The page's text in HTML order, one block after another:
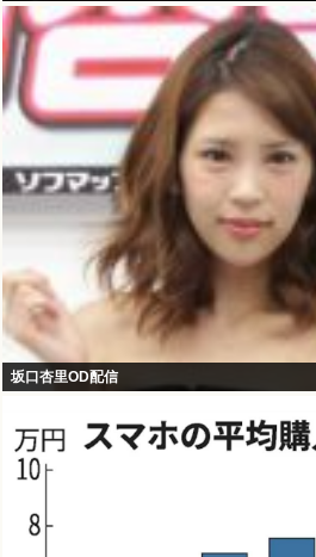
坂口杏里OD配信